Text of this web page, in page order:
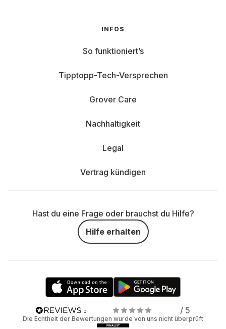
INFOS
So funktioniert’s
Tipptopp-Tech-Versprechen
Grover Care
Nachhaltigkeit
Legal
Vertrag kündigen
Hast du eine Frage oder brauchst du Hilfe?
Hilfe erhalten
/ 5
Die Echtheit der Bewertungen wurde von uns nicht überprüft